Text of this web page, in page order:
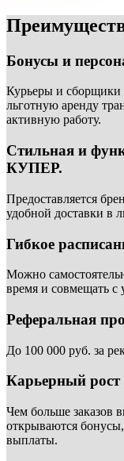
Бонусы и
Курьеры и сборщики
льготную аренду
активную работу.
Стильная и
КУПЕР.
Предоставляется
удобной доставки в
Гибкое
Можно
время и совмещать с
Реферальная
До 100 000 руб. за
Карьерный рост
Чем больше заказов
открываются
выплаты.